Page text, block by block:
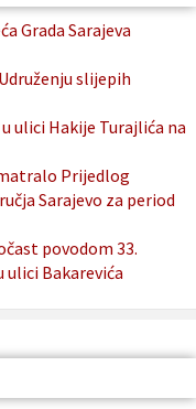
Grada Sarajeva
slijepih
ulici Hakije Turajlića na
Prijedlog
Sarajevo za period
povodom 33.
ulici Bakarevića